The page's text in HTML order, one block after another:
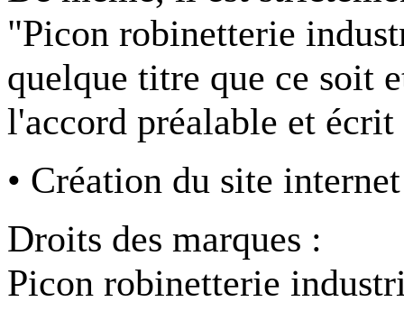
"Picon robinetterie
quelque titre que ce soit
l'accord préalable et
• Création du site
Droits des marques :
Picon robinetterie